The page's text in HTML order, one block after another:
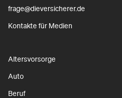
frage@dieversicherer.de
Kontakte für Medien
Altersvorsorge
Auto
Beruf